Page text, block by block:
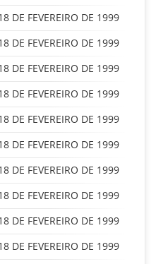
DE FEVEREIRO DE 1999
DE FEVEREIRO DE 1999
DE FEVEREIRO DE 1999
DE FEVEREIRO DE 1999
DE FEVEREIRO DE 1999
DE FEVEREIRO DE 1999
DE FEVEREIRO DE 1999
DE FEVEREIRO DE 1999
DE FEVEREIRO DE 1999
DE FEVEREIRO DE 1999